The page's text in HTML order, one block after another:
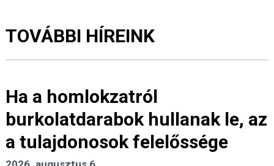
TOVÁBBI HÍREINK
Ha a homlokzatról
burkolatdarabok hullanak le, az
a tulajdonosok felelőssége